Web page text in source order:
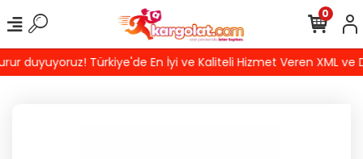
Türkiye'de En İyi ve Kaliteli Hizmet Veren XML ve
0